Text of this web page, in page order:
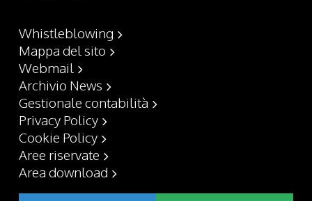
Whistleblowing
Mappa del sito
Webmail
Archivio News
Gestionale contabilità
Privacy Policy
Cookie Policy
Aree riservate
Area download